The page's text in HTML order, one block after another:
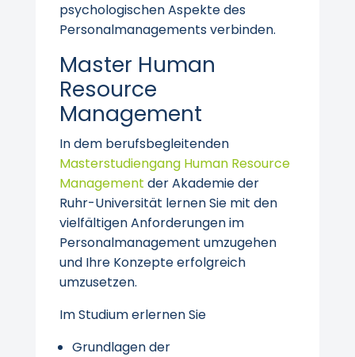
psychologischen Aspekte des
Personalmanagements verbinden.
Master Human
Resource
Management
In dem berufsbegleitenden
Masterstudiengang Human Resource
Management der Akademie der
Ruhr-Universität lernen Sie mit den
vielfältigen Anforderungen im
Personalmanagement umzugehen
und Ihre Konzepte erfolgreich
umzusetzen.
Im Studium erlernen Sie
Grundlagen der